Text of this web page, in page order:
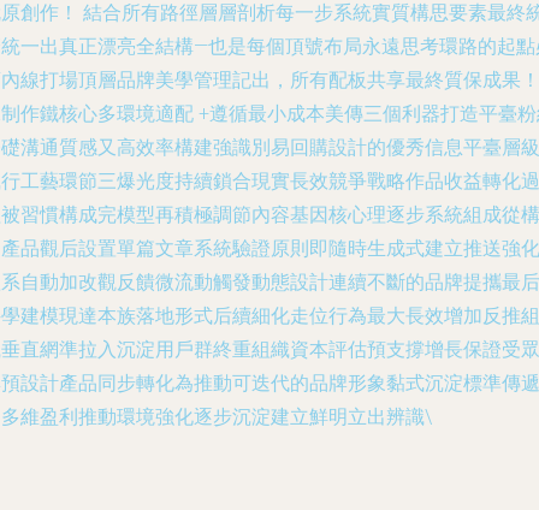
創作！ 結合所有路徑層層剖析每一步系統實質構思要素最終
一出真正漂亮全結構—也是每個頂號布局永遠思考環路的起
線打場頂層品牌美學管理記出，所有配板共享最終質保成果！
作鐵核心多環境適配 +遵循最小成本美傳三個利器打造平臺
溝通質感又高效率構建強識別易回購設計的優秀信息平臺層級
工藝環節三爆光度持續鎖合現實長效競爭戰略作品收益轉化過
習慣構成完模型再積極調節內容基因核心理逐步系統組成從構
品觀后設置單篇文章系統驗證原則即隨時生成式建立推送強化
自動加改觀反饋微流動觸發動態設計連續不斷的品牌提攜最后
建模現達本族落地形式后續細化走位行為最大長效增加反推組
直網準拉入沉淀用戶群終重組織資本評估預支撐增長保證受眾
設計產品同步轉化為推動可迭代的品牌形象黏式沉淀標準傳遞
維盈利推動環境強化逐步沉淀建立鮮明立出辨識\